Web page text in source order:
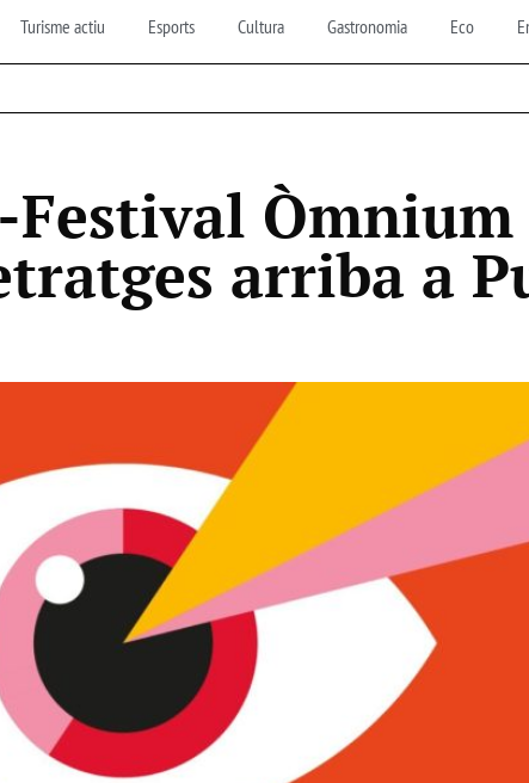
Turisme actiu Esports Cultura Gastronomia Eco
Festival Òmnium
arriba a